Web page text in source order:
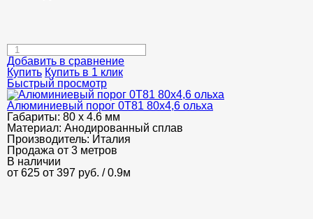
Добавить в сравнение
Купить Купить в 1 клик
Быстрый просмотр
Алюминиевый порог 0Т81 80х4,6 ольха
Габариты: 80 х 4.6 мм
Материал: Анодированный сплав
Производитель: Италия
Продажа от 3 метров
В наличии
от 625 от 397 руб. / 0.9м